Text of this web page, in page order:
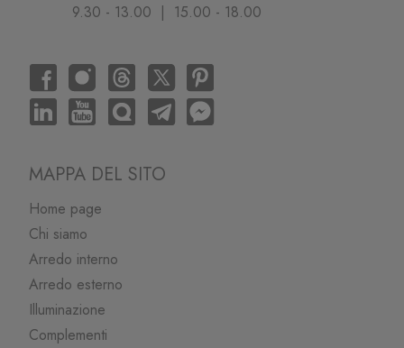
9.30 - 13.00 | 15.00 - 18.00
MAPPA DEL SITO
Home page
Chi siamo
Arredo interno
Arredo esterno
Illuminazione
Complementi